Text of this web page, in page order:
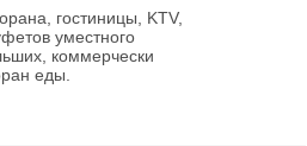
гостиницы, KTV,
уместного
коммерчески
еды.